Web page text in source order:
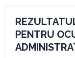
PENTRU